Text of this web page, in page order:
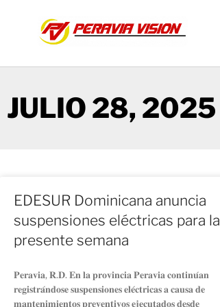
JULIO 28, 2025
EDESUR Dominicana anuncia
suspensiones eléctricas para la
presente semana
𝐏𝐞𝐫𝐚𝐯𝐢𝐚, 𝐑.𝐃. 𝐄𝐧 𝐥𝐚 𝐩𝐫𝐨𝐯𝐢𝐧𝐜𝐢𝐚 𝐏𝐞𝐫𝐚𝐯𝐢𝐚 𝐜𝐨𝐧𝐭𝐢𝐧𝐮́𝐚𝐧
𝐫𝐞𝐠𝐢𝐬𝐭𝐫𝐚́𝐧𝐝𝐨𝐬𝐞 𝐬𝐮𝐬𝐩𝐞𝐧𝐬𝐢𝐨𝐧𝐞𝐬 𝐞𝐥𝐞́𝐜𝐭𝐫𝐢𝐜𝐚𝐬 𝐚 𝐜𝐚𝐮𝐬𝐚 𝐝𝐞
𝐦𝐚𝐧𝐭𝐞𝐧𝐢𝐦𝐢𝐞𝐧𝐭𝐨𝐬 𝐩𝐫𝐞𝐯𝐞𝐧𝐭𝐢𝐯𝐨𝐬 𝐞𝐣𝐞𝐜𝐮𝐭𝐚𝐝𝐨𝐬 𝐝𝐞𝐬𝐝𝐞